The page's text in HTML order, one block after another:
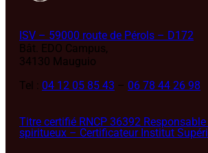
ISV – 59000 route de Pérols – D172
Bât. EDO Campus,
34130 Mauguio
Tel : 04 12 05 85 43 – 06 78 44 26 98
Titre certifié RNCP 36392
spiritueux – Certificateur Institut